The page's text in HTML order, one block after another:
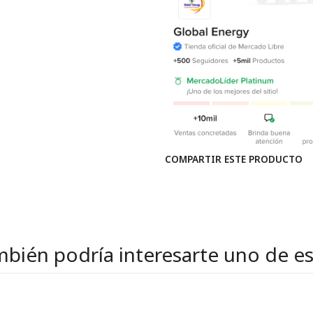
COMPARTIR ESTE PRODUCTO
podría interesarte uno de